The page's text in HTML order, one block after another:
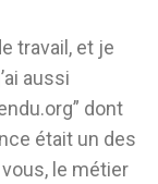
travail, et je
aussi
dont
était un des
le métier